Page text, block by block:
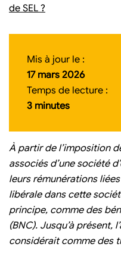
Mis à jour le :
17 mars 2026
Temps de lecture :
3 minutes
À partir de l’imposition
associés d’une société
leurs rémunérations
libérale dans cette
principe, comme des
(BNC). Jusqu’à présent,
considérait comme des
de SEL ?